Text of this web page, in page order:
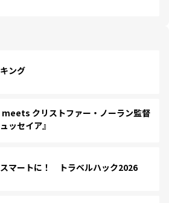
ング
meets クリストファー・ノーラン監督
ッセイア』
マートに！ トラベルハック2026